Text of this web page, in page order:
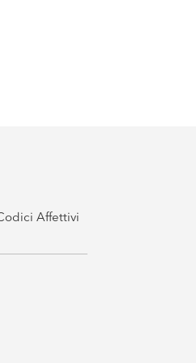
Affettivi